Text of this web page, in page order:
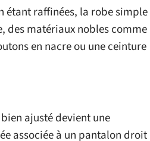
étant raffinées, la robe simple
des matériaux nobles comme
en nacre ou une ceinture
ajusté devient une
associée à un pantalon droit